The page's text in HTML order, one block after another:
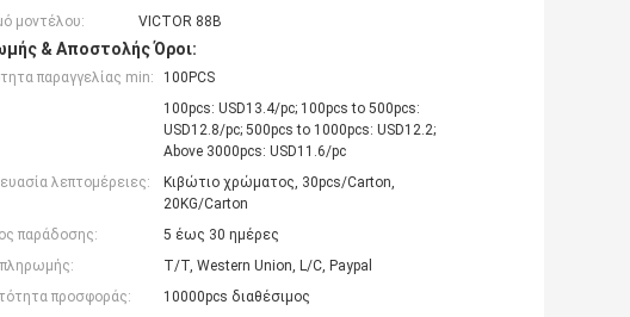
μοντέλου:
VICTOR 88B
& Αποστολής Όροι:
παραγγελίας min:
100PCS
100pcs: USD13.4/pc; 100pcs to 500pcs:
USD12.8/pc; 500pcs to 1000pcs: USD12.2;
Above 3000pcs: USD11.6/pc
λεπτομέρειες:
Κιβώτιο χρώματος, 30pcs/Carton,
20KG/Carton
παράδοσης:
5 έως 30 ημέρες
T/T, Western Union, L/C, Paypal
προσφοράς:
10000pcs διαθέσιμος